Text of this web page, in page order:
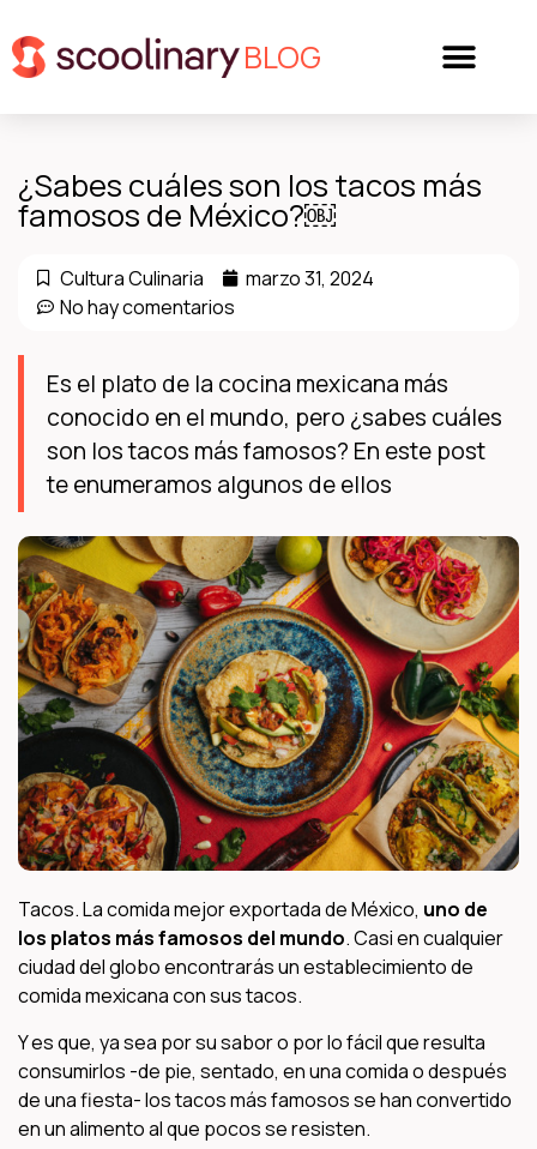
BLOG
¿Sabes cuáles son los tacos más
famosos de México?￼
Cultura Culinaria
marzo 31, 2024
No hay comentarios
Es el plato de la cocina mexicana más
conocido en el mundo, pero ¿sabes cuáles
son los tacos más famosos? En este post
te enumeramos algunos de ellos
Tacos. La comida mejor exportada de México, uno de
los platos más famosos del mundo. Casi en cualquier
ciudad del globo encontrarás un establecimiento de
comida mexicana con sus tacos.
Y es que, ya sea por su sabor o por lo fácil que resulta
consumirlos -de pie, sentado, en una comida o después
de una fiesta- los tacos más famosos se han convertido
en un alimento al que pocos se resisten.